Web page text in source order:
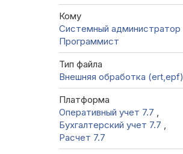
Кому
Системный администратор
Программист
Тип файла
Внешняя обработка (ert,epf)
Платформа
Оперативный учет 7.7 ,
Бухгалтерский учет 7.7 ,
Расчет 7.7